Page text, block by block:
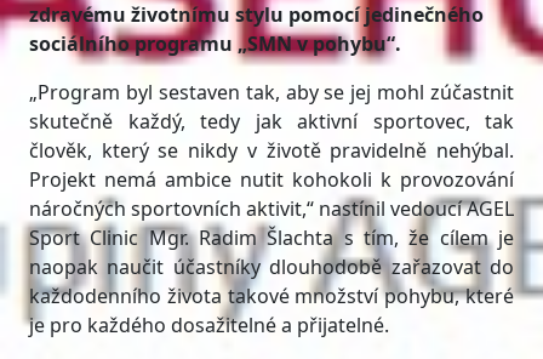
zdravému životnímu stylu pomocí jedinečného
sociálního programu „SMN v pohybu“.
„Program byl sestaven tak, aby se jej mohl zúčastnit
skutečně každý, tedy jak aktivní sportovec, tak
člověk, který se nikdy v životě pravidelně nehýbal.
Projekt nemá ambice nutit kohokoli k provozování
náročných sportovních aktivit,“ nastínil vedoucí AGEL
Sport Clinic Mgr. Radim Šlachta s tím, že cílem je
naopak naučit účastníky dlouhodobě zařazovat do
každodenního života takové množství pohybu, které
je pro každého dosažitelné a přijatelné.